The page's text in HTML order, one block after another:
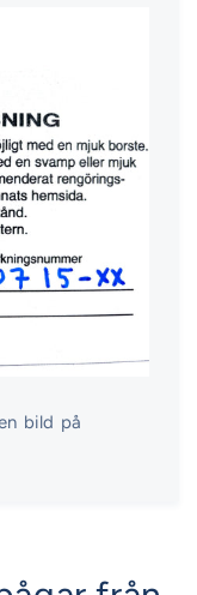
bild på